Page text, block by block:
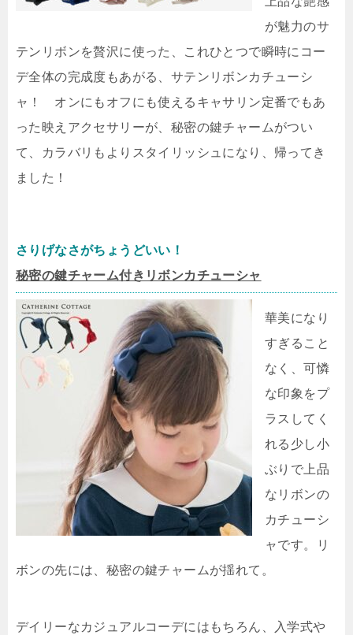
が魅力のサ
テンリボンを贅沢に使った、これひとつで瞬時にコー
デ全体の完成度もあがる、サテンリボンカチューシ
ャ！ オンにもオフにも使えるキャサリン定番でもあ
った映えアクセサリーが、秘密の鍵チャームがつい
て、カラバリもよりスタイリッシュになり、帰ってき
ました！
さりげなさがちょうどいい！
秘密の鍵チャーム付きリボンカチューシャ
華美になり
すぎること
なく、可憐
な印象をプ
ラスしてく
れる少し小
ぶりで上品
なリボンの
カチューシ
ャです。リ
ボンの先には、秘密の鍵チャームが揺れて。
デイリーなカジュアルコーデにはもちろん、入学式や